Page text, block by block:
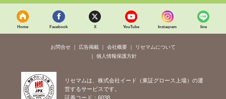
Home Facebook X YouTube Instagram line
お問合せ 広告掲載 会社概要
リセマムについて
個人情報保護方針
リセマムは、株式会社イード（東証グロース上場）の運
営するサービスです。
証券コード：6038